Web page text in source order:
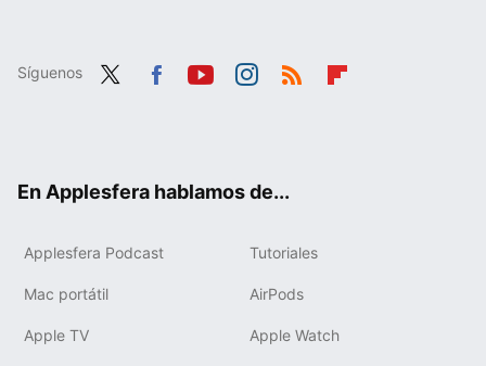
Síguenos
En Applesfera hablamos de...
Applesfera Podcast Tutoriales
Mac portátil AirPods
Apple TV Apple Watch